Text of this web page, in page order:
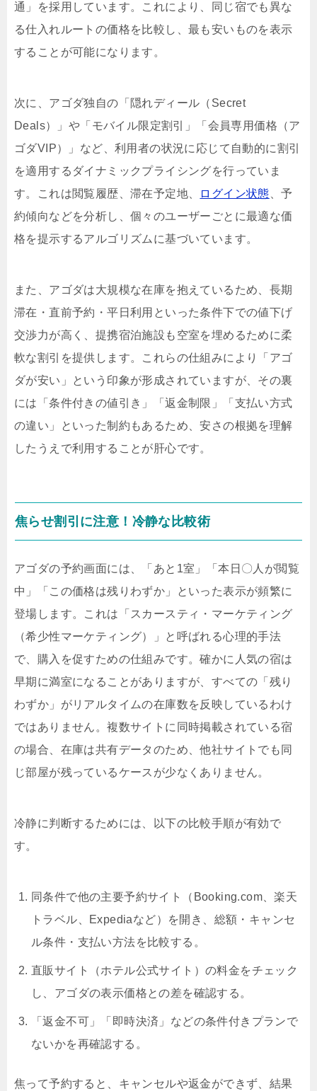
通」を採用しています。これにより、同じ宿でも異な
る仕入れルートの価格を比較し、最も安いものを表示
することが可能になります。
次に、アゴダ独自の「隠れディール（Secret
Deals）」や「モバイル限定割引」「会員専用価格（ア
ゴダVIP）」など、利用者の状況に応じて自動的に割引
を適用するダイナミックプライシングを行っていま
す。これは閲覧履歴、滞在予定地、
ログイン状態 、予
約傾向などを分析し、個々のユーザーごとに最適な価
格を提示するアルゴリズムに基づいています。
また、アゴダは大規模な在庫を抱えているため、長期
滞在・直前予約・平日利用といった条件下での値下げ
交渉力が高く、提携宿泊施設も空室を埋めるために柔
軟な割引を提供します。これらの仕組みにより「アゴ
ダが安い」という印象が形成されていますが、その裏
には「条件付きの値引き」「返金制限」「支払い方式
の違い」といった制約もあるため、安さの根拠を理解
したうえで利用することが肝心です。
焦らせ割引に注意！冷静な比較術
アゴダの予約画面には、「あと1室」「本日〇人が閲覧
中」「この価格は残りわずか」といった表示が頻繁に
登場します。これは「スカースティ・マーケティング
（希少性マーケティング）」と呼ばれる心理的手法
で、購入を促すための仕組みです。確かに人気の宿は
早期に満室になることがありますが、すべての「残り
わずか」がリアルタイムの在庫数を反映しているわけ
ではありません。複数サイトに同時掲載されている宿
の場合、在庫は共有データのため、他社サイトでも同
じ部屋が残っているケースが少なくありません。
冷静に判断するためには、以下の比較手順が有効で
す。
同条件で他の主要予約サイト（Booking.com、楽天
トラベル、Expediaなど）を開き、総額・キャンセ
ル条件・支払い方法を比較する。
直販サイト（ホテル公式サイト）の料金をチェック
し、アゴダの表示価格との差を確認する。
「返金不可」「即時決済」などの条件付きプランで
ないかを再確認する。
焦って予約すると、キャンセルや返金ができず、結果